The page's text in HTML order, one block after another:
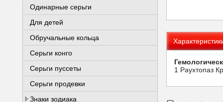
Одинарные серьги
Для детей
Обручальные кольца
Серьги конго
Серьги пуссеты
Серьги продевки
Знаки зодиака
1 Раухтопаз